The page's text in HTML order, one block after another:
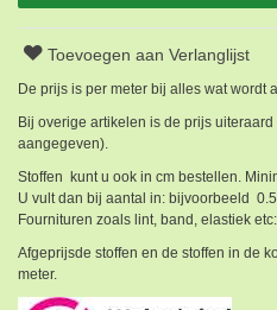
Toevoegen aan Verlanglijst
De prijs is per meter bij alles wat wordt
Bij overige artikelen is de prijs
aangegeven).
Stoffen kunt u ook in cm bestellen.
U vult dan bij aantal in: bijvoorbeeld
Fournituren zoals lint, band, elastiek
Afgeprijsde stoffen en de stoffen in de
meter.